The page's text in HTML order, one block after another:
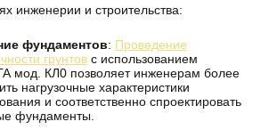
инженерии и строительства:
фундаментов: Проведение
грунтов с использованием
мод. КЛ0 позволяет инженерам более
нагрузочные характеристики
и соответственно спроектировать
фундаменты.